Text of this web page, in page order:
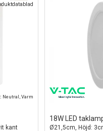
Neutral, Varm
kant
18W LED
Ø21,5cm, Höjd: